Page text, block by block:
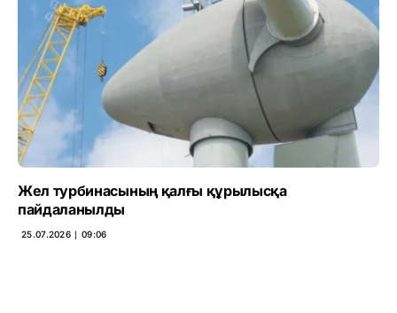
Жел турбинасының қалғы құрылысқа
пайдаланылды
25.07.2026 ∣ 09:06